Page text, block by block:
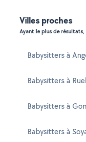
Villes proches
Ayant le plus de
Babysitters à
Babysitters à
Babysitters à
Babysitters à